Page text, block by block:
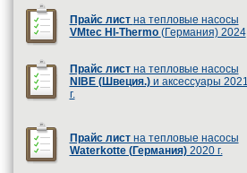
Прайс лист на тепловые насосы
VMtec HI-Thermo (Германия) 2024
Прайс листна тепловые насосы
NIBE (Швеция.)и аксессуары 2021
г.
Прайс лист на тепловые насосы
Waterkotte (Германия)2020 г.